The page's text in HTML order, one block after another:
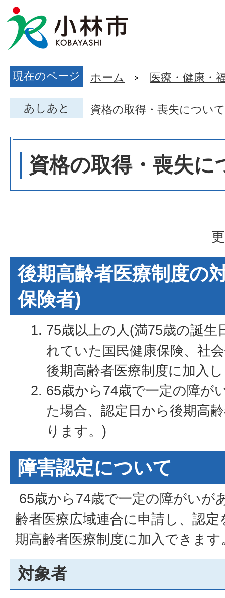
現在のページ ホーム 医療・健康・
あしあと 資格の取得・喪失について
資格の取得・喪失に
後期高齢者医療制度の
保険者)
75歳以上の人(満75歳の誕
れていた国民健康保険、社
後期高齢者医療制度に加入
65歳から74歳で一定の障が
た場合、認定日から後期高
ります。)
障害認定について
65歳から74歳で一定の障がいが
齢者医療広域連合に申請し、認
期高齢者医療制度に加入できます
対象者